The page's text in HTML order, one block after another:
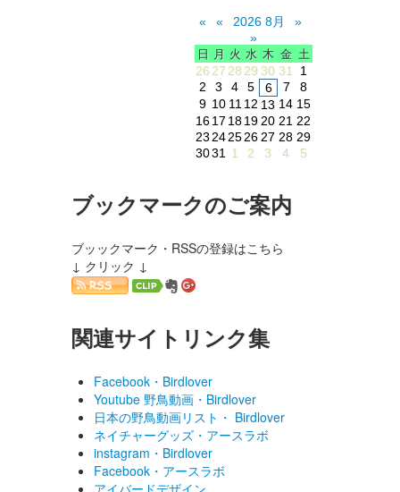
« « 2026 8月
»
»
日 月 火 水 木 金 土
26 27 28 29 30 31
1
2
3 4 5 6 7
8
9 10 11 12 13 14 15
1617 1819 20 21 22
23242526 27 28 29
3031 1 2 3 4 5
ブックマークのご案内
ブッックマーク・RSSの登録はこちら
↓ クリック ↓
関連サイトリンク集
Facebook・Birdlover
Youtube 野鳥動画・Birdlover
日本の野鳥動画リスト・ Birdlover
ネイチャーグッズ・アースラボ
instagram・Birdlover
Facebook・アースラボ